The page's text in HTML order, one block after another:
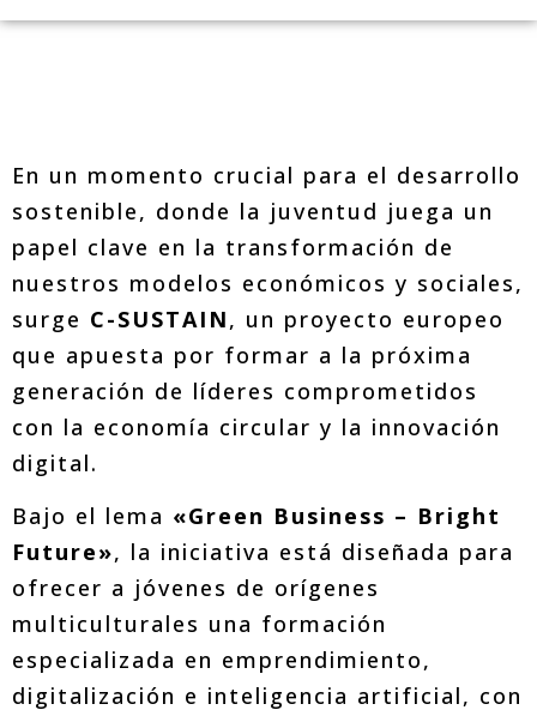
En un momento crucial para el desarrollo
sostenible, donde la juventud juega un
papel clave en la transformación de
nuestros modelos económicos y sociales,
surge C-SUSTAIN, un proyecto europeo
que apuesta por formar a la próxima
generación de líderes comprometidos
con la economía circular y la innovación
digital.
Bajo el lema «Green Business – Bright
Future», la iniciativa está diseñada para
ofrecer a jóvenes de orígenes
multiculturales una formación
especializada en emprendimiento,
digitalización e inteligencia artificial, con